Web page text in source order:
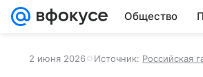
Общество
2 июня 2026 Источник: Российская